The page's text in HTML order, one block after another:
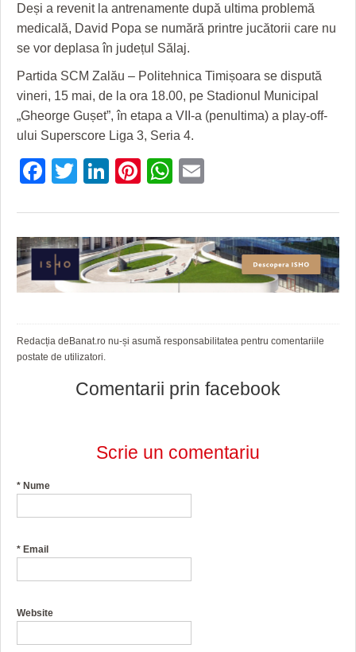
Deși a revenit la antrenamente după ultima problemă
medicală, David Popa se numără printre jucătorii care nu
se vor deplasa în județul Sălaj.
Partida SCM Zalău – Politehnica Timișoara se dispută
vineri, 15 mai, de la ora 18.00, pe Stadionul Municipal
„Gheorge Gușet”, în etapa a VII-a (penultima) a play-off-
ului Superscore Liga 3, Seria 4.
Facebook
Twitter
LinkedIn
Pinterest
WhatsApp
Redacția deBanat.ro nu-și asumă responsabilitatea pentru comentariile
postate de utilizatori.
Comentarii prin facebook
Scrie un comentariu
* Nume
* Email
Website